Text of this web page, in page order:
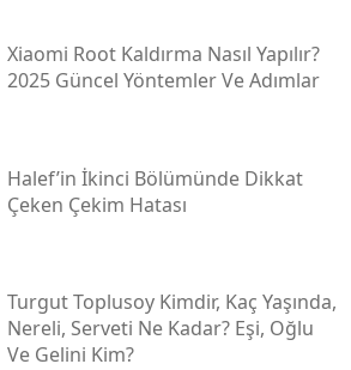
Xiaomi Root Kaldırma Nasıl Yapılır?
2025 Güncel Yöntemler Ve Adımlar
Halef’in İkinci Bölümünde Dikkat
Çeken Çekim Hatası
Turgut Toplusoy Kimdir, Kaç Yaşında,
Nereli, Serveti Ne Kadar? Eşi, Oğlu
Ve Gelini Kim?